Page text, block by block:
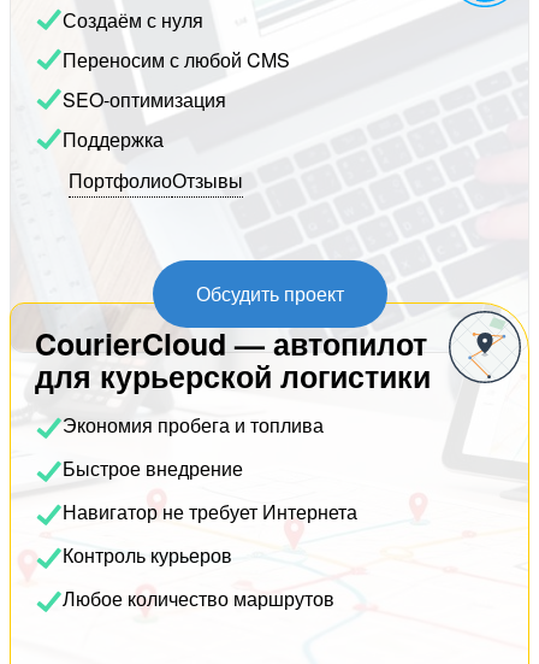
Создаём с нуля
Переносим с любой CMS
SEO-оптимизация
Поддержка
ПортфолиоОтзывы
Обсудить проект
CourierCloud — автопилот
для курьерской логистики
Экономия пробега и топлива
Быстрое внедрение
Навигатор не требует Интернета
Контроль курьеров
Любое количество маршрутов